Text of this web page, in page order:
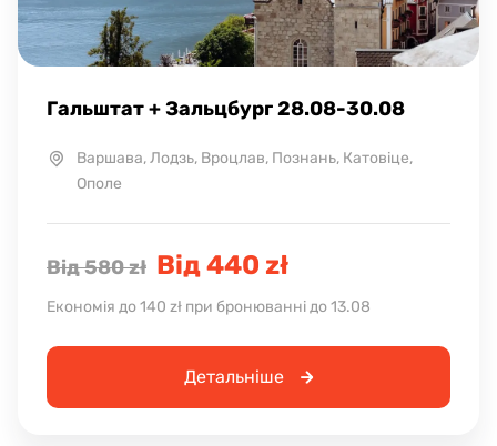
Гальштат + Зальцбург 28.08-30.08
Варшава, Лодзь, Вроцлав, Познань, Катовіце,
Ополе
Від 580 zł Від 440 zł
Економія до 140 zł при бронюванні до 13.08
Детальніше